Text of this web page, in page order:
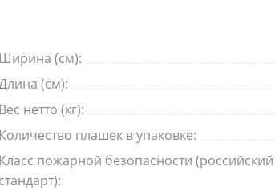
Ширина (см):
(см):
Вес нетто (кг):
Количество плашек в упаковке:
Класс пожарной безопасности (российский
стандарт):